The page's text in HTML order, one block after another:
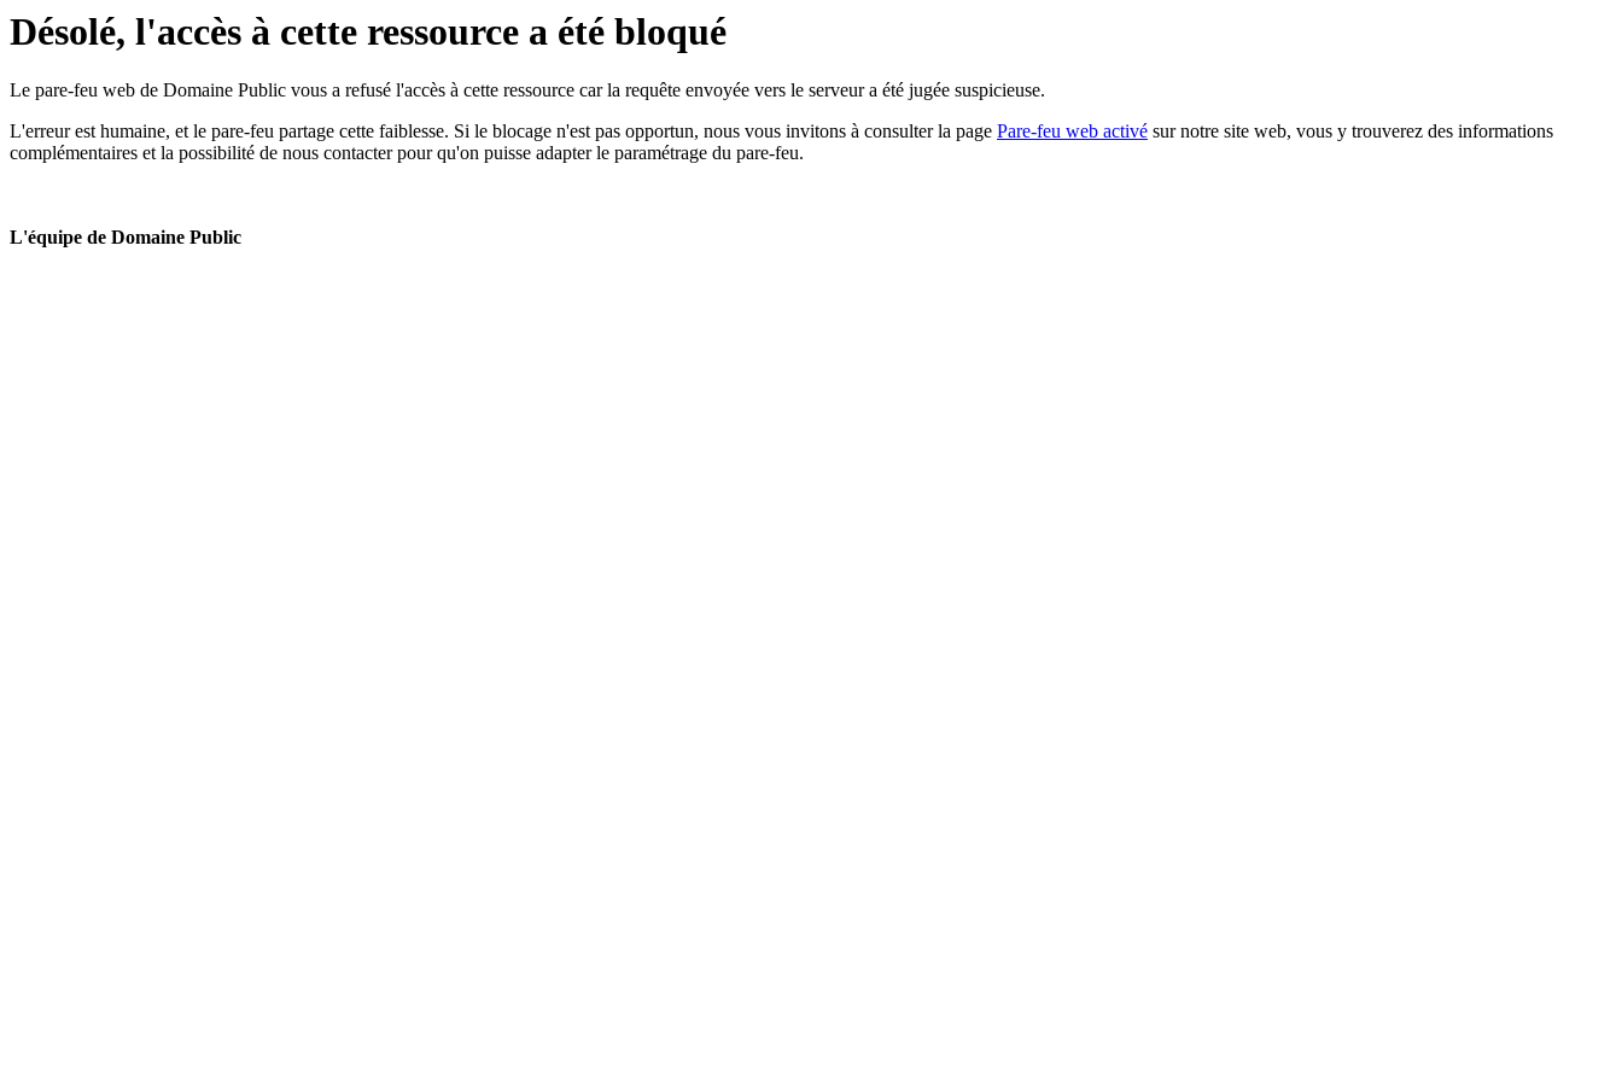
Désolé, l'accès à cette ressource a été bloqué
Le pare-feu web de Domaine Public vous a refusé l'accès à cette ressource car la requête envoyée vers le serveur a été jugée suspicieuse.
L'erreur est humaine, et le pare-feu partage cette faiblesse. Si le blocage n'est pas opportun, nous vous invitons à consulter la page Pare-feu web activé sur notre site web, vous y trouverez des informations
complémentaires et la possibilité de nous contacter pour qu'on puisse adapter le paramétrage du pare-feu.
L'équipe de Domaine Public